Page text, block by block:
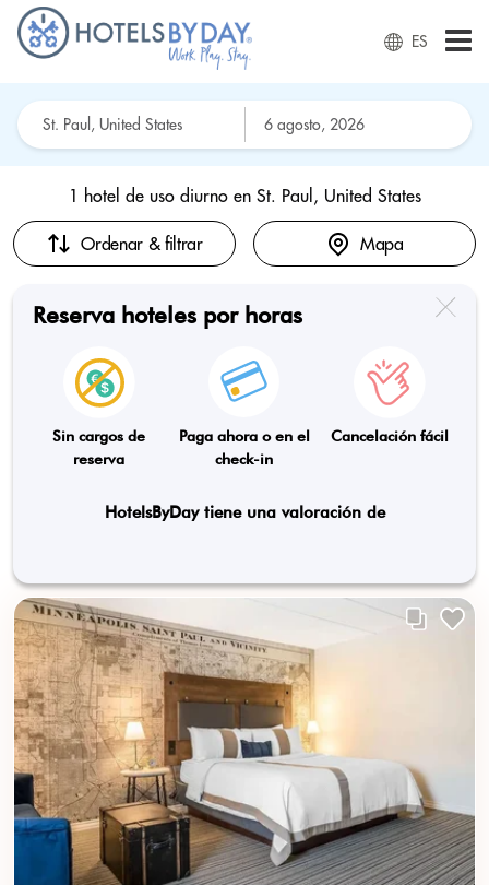
ES
1 hotel de uso diurno en St. Paul, United States
Ordenar & filtrar Mapa
Reserva hoteles por horas
Sin cargos de
reserva
Paga ahora o en el
check-in
Cancelación fácil
HotelsByDay tiene una valoración de